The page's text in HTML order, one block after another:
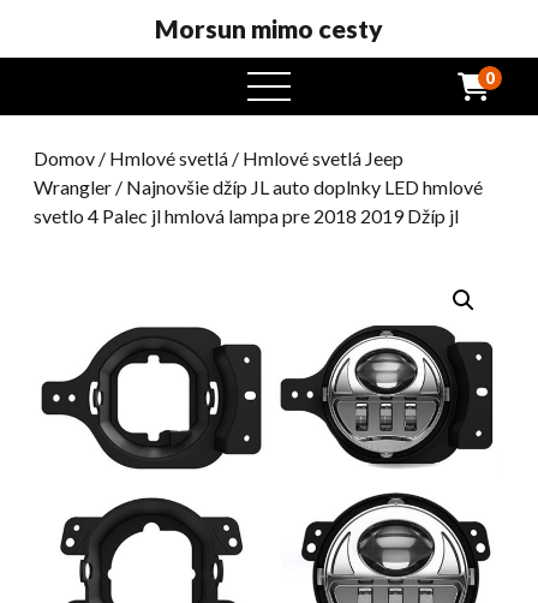
Morsun mimo cesty
otvorený
menu
0
Domov / Hmlové svetlá / Hmlové svetlá Jeep
Wrangler / Najnovšie džíp JL auto doplnky LED hmlové
svetlo 4 Palec jl hmlová lampa pre 2018 2019 Džíp jl